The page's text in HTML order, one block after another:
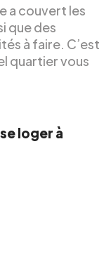
a couvert les
que des
à faire. C’est
quartier vous
loger à